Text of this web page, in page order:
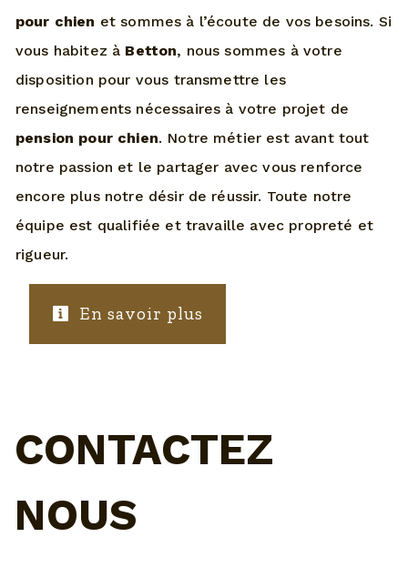
pour chien et sommes à l’écoute de vos besoins. Si
vous habitez à Betton, nous sommes à votre
disposition pour vous transmettre les
renseignements nécessaires à votre projet de
pension pour chien. Notre métier est avant tout
notre passion et le partager avec vous renforce
encore plus notre désir de réussir. Toute notre
équipe est qualifiée et travaille avec propreté et
rigueur.
En savoir plus
CONTACTEZ
NOUS